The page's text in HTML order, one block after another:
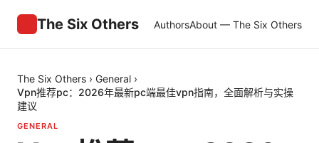
The Six Others AuthorsAbout — The Six Others
The Six Others › General ›
Vpn推荐pc：2026年最新pc端最佳vpn指南，全面解析与实操
建议
GENERAL